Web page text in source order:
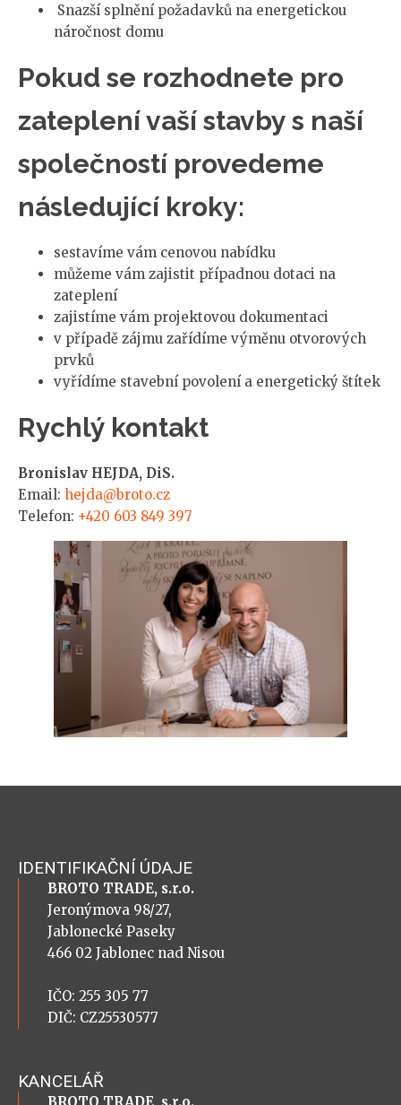
Snazší splnění požadavků na energetickou
náročnost domu
Pokud se rozhodnete pro
zateplení vaší stavby s naší
společností provedeme
následující kroky:
sestavíme vám cenovou nabídku
můžeme vám zajistit případnou dotaci na
zateplení
zajistíme vám projektovou dokumentaci
v případě zájmu zařídíme výměnu otvorových
prvků
vyřídíme stavební povolení a energetický štítek
Rychlý kontakt
Bronislav HEJDA, DiS.
Email: hejda@broto.cz
Telefon: +420 603 849 397
IDENTIFIKAČNÍ ÚDAJE
BROTO TRADE, s.r.o.
Jeronýmova 98/27,
Jablonecké Paseky
466 02 Jablonec nad Nisou
IČO: 255 305 77
DIČ: CZ25530577
KANCELÁŘ